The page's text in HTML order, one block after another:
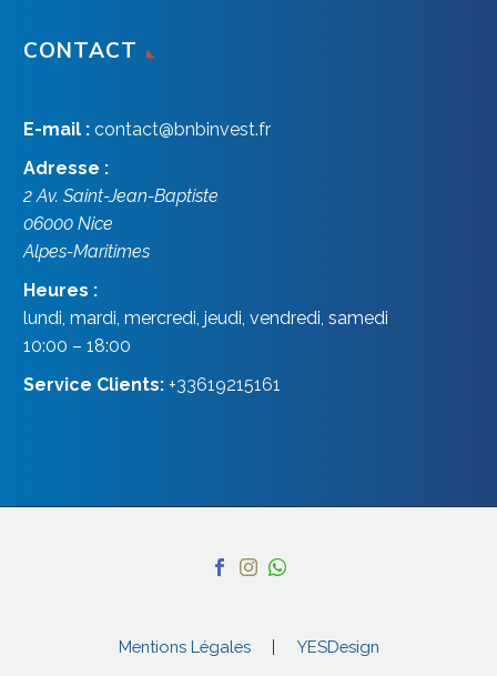
CONTACT
E-mail : contact@bnbinvest.fr
Adresse :
2 Av. Saint-Jean-Baptiste
06000 Nice
Alpes-Maritimes
Heures :
lundi, mardi, mercredi, jeudi, vendredi, samedi
10:00 – 18:00
Service Clients: +33619215161
Mentions Légales YESDesign